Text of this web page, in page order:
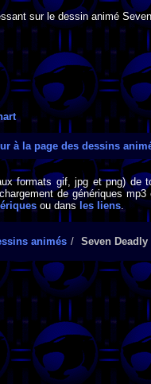
sur le dessin animé
à la page des dessins
formats gif, jpg et png) de
de génériques
ou dans les liens.
animés Seven